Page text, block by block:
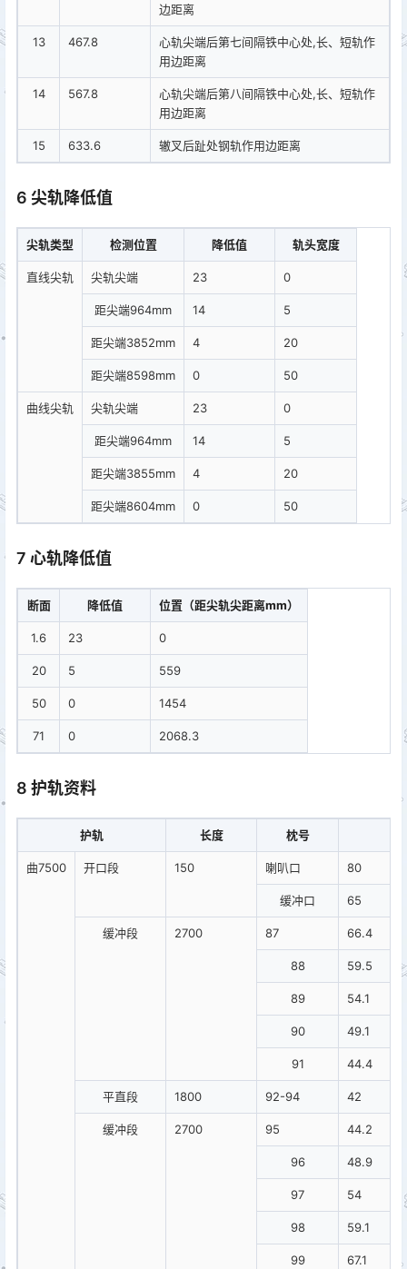
边距离
13 467.8
心轨尖端后第七间隔铁中心处,长、短轨作
用边距离
14 567.8
心轨尖端后第八间隔铁中心处,长、短轨作
用边距离
15 633.6 辙叉后趾处钢轨作用边距离
6 尖轨降低值
尖轨类型 检测位置 降低值 轨头宽度
直线尖轨 尖轨尖端 23 0
距尖端964mm 14 5
距尖端3852mm 4 20
距尖端8598mm 0 50
曲线尖轨 尖轨尖端 23 0
距尖端964mm 14 5
距尖端3855mm 4 20
距尖端8604mm 0 50
7 心轨降低值
断面 降低值 位置（距尖轨尖距离mm）
1.6 23 0
20 5 559
50 0 1454
71 0 2068.3
8 护轨资料
护轨 长度 枕号
曲7500 开口段 150 喇叭口 80
缓冲口 65
缓冲段 2700 87 66.4
88 59.5
89 54.1
90 49.1
91 44.4
平直段 1800 92-94 42
缓冲段 2700 95 44.2
96 48.9
97 54
98 59.1
99 67.1